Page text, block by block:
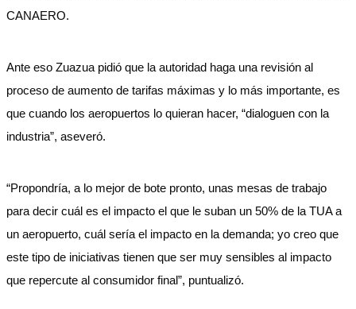
CANAERO.
Ante eso Zuazua pidió que la autoridad haga una revisión al
proceso de aumento de tarifas máximas y lo más importante, es
que cuando los aeropuertos lo quieran hacer, “dialoguen con la
industria”, aseveró.
“Propondría, a lo mejor de bote pronto, unas mesas de trabajo
para decir cuál es el impacto el que le suban un 50% de la TUA a
un aeropuerto, cuál sería el impacto en la demanda; yo creo que
este tipo de iniciativas tienen que ser muy sensibles al impacto
que repercute al consumidor final”, puntualizó.